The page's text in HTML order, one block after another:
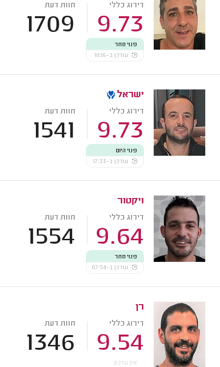
דירוג כללי
9.73
חוות דעת
1709
פנוי מחר
עודכן ב-10:16
ישראל
דירוג כללי
9.73
חוות דעת
1541
פנוי היום
עודכן ב-17:33
ויקטור
דירוג כללי
9.64
חוות דעת
1554
פנוי מחר
עודכן ב-07:54
רן
דירוג כללי
9.54
חוות דעת
1346
אין עדכון